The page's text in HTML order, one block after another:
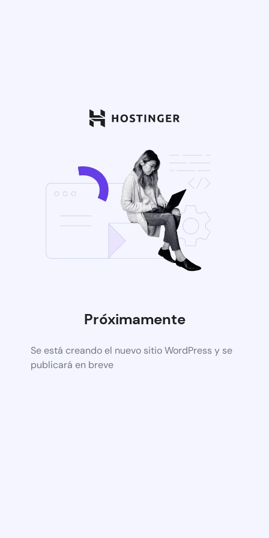
Próximamente
Se está creando el nuevo sitio WordPress y se
publicará en breve